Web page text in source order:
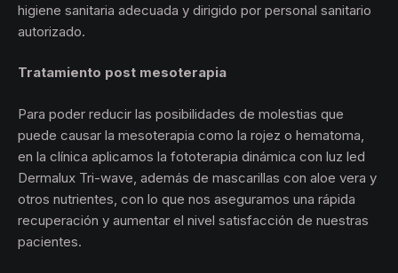
higiene sanitaria adecuada y dirigido por personal sanitario
autorizado.
Tratamiento post mesoterapia
Para poder reducir las posibilidades de molestias que
puede causar la mesoterapia como la rojez o hematoma,
en la clínica aplicamos la fototerapia dinámica con luz led
Dermalux Tri-wave, además de mascarillas con aloe vera y
otros nutrientes, con lo que nos aseguramos una rápida
recuperación y aumentar el nivel satisfacción de nuestras
pacientes.